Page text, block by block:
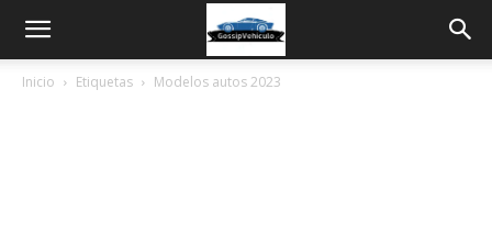
Inicio Etiquetas Modelos autos 2023